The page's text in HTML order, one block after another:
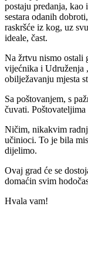
Zločini, stradanja,
Podrinjcima nisu
ponavljaju… Priče o
postaju predanja, kao
raskršće iz kog, uz
ideale, čast.
vijećnika i Udruženja
obilježavanju mjesta
Sa poštovanjem, s
čuvati.
učinioci. To je bila
dijelimo.
Ovaj grad će se